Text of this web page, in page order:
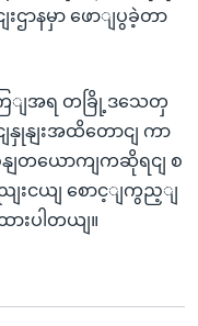
ာနမှာ ဖောျပွခဲ့တာ
ြျအရ တခြို့ဒသေတှ
ျနှုနျးအထိတောငျ ကာ
ျတယောကျကဆိုရငျ စ
ျးငယျ စောင့ျကွည့ျ
ားပါတယျ။